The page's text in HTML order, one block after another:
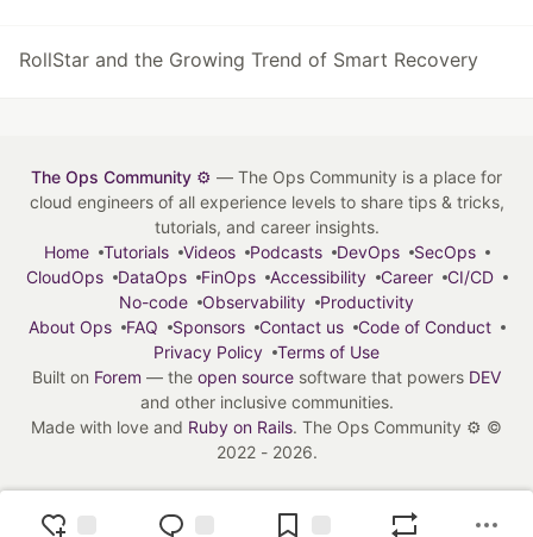
RollStar and the Growing Trend of Smart Recovery
The Ops Community ⚙️ — The Ops Community is a place for
cloud engineers of all experience levels to share tips & tricks,
tutorials, and career insights.
Home
Tutorials Videos Podcasts DevOps
SecOps
CloudOps
DataOps FinOps Accessibility Career
CI/CD
No-code
Observability
Productivity
About Ops
FAQ Sponsors Contact us
Code of Conduct
Privacy Policy
Terms of Use
Built on Forem — the open source software that powers DEV
and other inclusive communities.
Made with love and Ruby on Rails. The Ops Community ⚙️ ©
2022 - 2026.